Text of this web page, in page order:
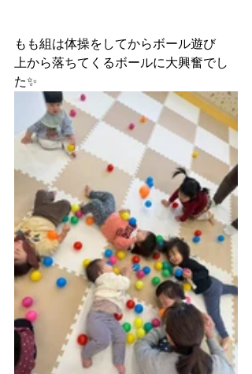
もも組は体操をしてからボール遊び
上から落ちてくるボールに大興奮でし
た✨